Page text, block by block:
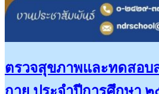
ตรวจสุขภาพและทดสอบ
กาย ประจำปีการศึกษา